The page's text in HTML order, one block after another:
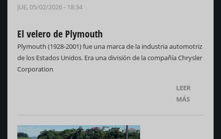
JUE, 05/02/2026 - 18:34
El velero de Plymouth
Plymouth (1928-2001) fue una marca de la industria automotriz
de los Estados Unidos. Era una división de la compañía Chrysler
Corporation
LEER
MÁS